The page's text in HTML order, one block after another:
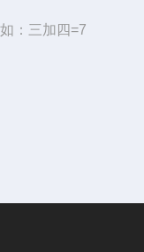
：三加四=7